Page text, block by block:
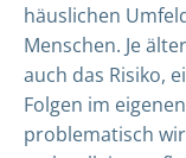
häuslichen
Menschen. Je
auch das Risiko,
Folgen im
problematisch